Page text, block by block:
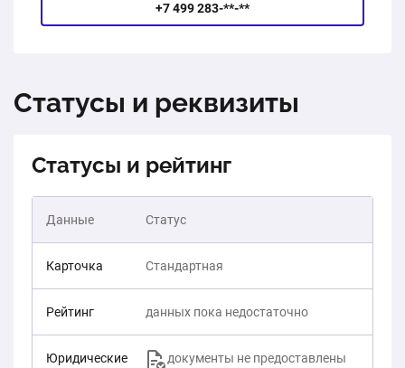
+7 499 283-**-**
Статусы и реквизиты
Статусы и рейтинг
Данные Статус
Карточка Стандартная
Рейтинг данных пока недостаточно
Юридические
документы не предоставлены